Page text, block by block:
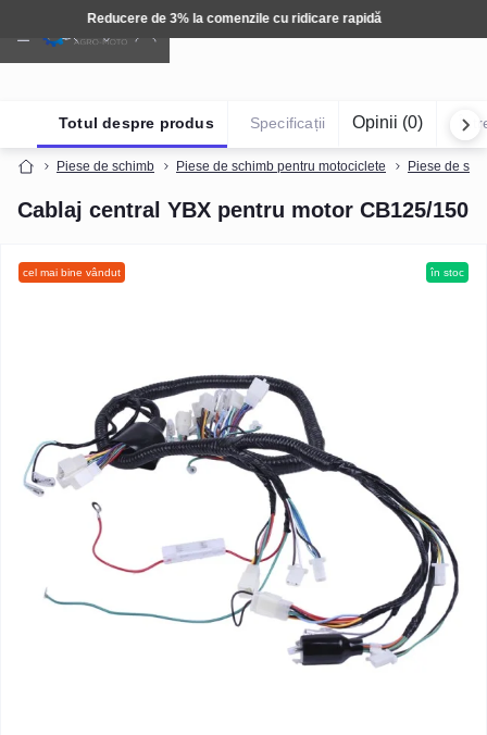
Tehnică: Livrare gratuită
Piese de schimb Piese de schimb pentru motociclete Piese de
Cablaj central YBX pentru motor CB125/150
Totul despre produs Specificații Opinii (0)
cel mai bine vândut în stoc